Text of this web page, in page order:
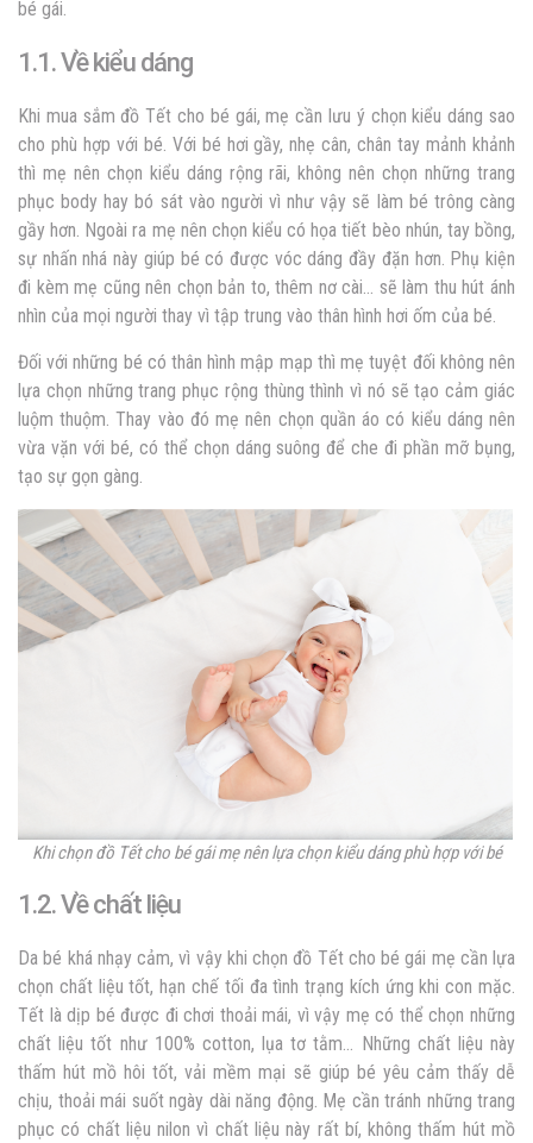
bé gái.
1.1. Về kiểu dáng
Khi mua sắm đồ Tết cho bé gái, mẹ cần lưu ý chọn kiểu dáng sao
cho phù hợp với bé. Với bé hơi gầy, nhẹ cân, chân tay mảnh khảnh
thì mẹ nên chọn kiểu dáng rộng rãi, không nên chọn những trang
phục body hay bó sát vào người vì như vậy sẽ làm bé trông càng
gầy hơn. Ngoài ra mẹ nên chọn kiểu có họa tiết bèo nhún, tay bồng,
sự nhấn nhá này giúp bé có được vóc dáng đầy đặn hơn. Phụ kiện
đi kèm mẹ cũng nên chọn bản to, thêm nơ cài… sẽ làm thu hút ánh
nhìn của mọi người thay vì tập trung vào thân hình hơi ốm của bé.
Đối với những bé có thân hình mập mạp thì mẹ tuyệt đối không nên
lựa chọn những trang phục rộng thùng thình vì nó sẽ tạo cảm giác
luộm thuộm. Thay vào đó mẹ nên chọn quần áo có kiểu dáng nên
vừa vặn với bé, có thể chọn dáng suông để che đi phần mỡ bụng,
tạo sự gọn gàng.
Khi chọn đồ Tết cho bé gái mẹ nên lựa chọn kiểu dáng phù hợp với bé
1.2. Về chất liệu
Da bé khá nhạy cảm, vì vậy khi chọn đồ Tết cho bé gái mẹ cần lựa
chọn chất liệu tốt, hạn chế tối đa tình trạng kích ứng khi con mặc.
Tết là dịp bé được đi chơi thoải mái, vì vậy mẹ có thể chọn những
chất liệu tốt như 100% cotton, lụa tơ tằm… Những chất liệu này
thấm hút mồ hôi tốt, vải mềm mại sẽ giúp bé yêu cảm thấy dễ
chịu, thoải mái suốt ngày dài năng động. Mẹ cần tránh những trang
phục có chất liệu nilon vì chất liệu này rất bí, không thấm hút mồ